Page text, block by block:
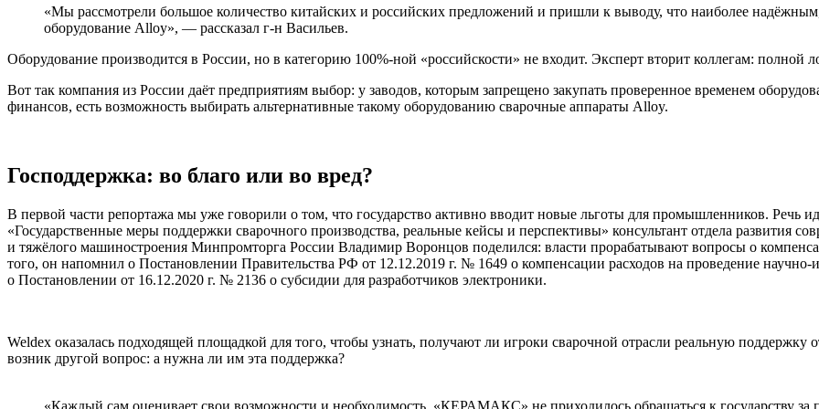
«Мы рассмотрели большое количество китайских и российских предложений и пришли к выводу, что наиболее
оборудование Alloy», — рассказал г-н Васильев.
Оборудование производится в России, но в категорию 100%-ной «российскости» не входит. Эксперт вторит коллегам: полной
Вот так компания из России даёт предприятиям выбор: у заводов, которым запрещено закупать проверенное временем
финансов, есть возможность выбирать альтернативные такому оборудованию сварочные аппараты Alloy.
Господдержка: во благо или во вред?
В первой части репортажа мы уже говорили о том, что государство активно вводит новые льготы для промышленников. Речь
«Государственные меры поддержки сварочного производства, реальные кейсы и перспективы» консультант отдела развития
и тяжёлого машиностроения Минпромторга России Владимир Воронцов поделился: власти прорабатывают вопросы о
того, он напомнил о Постановлении Правительства РФ от 12.12.2019 г. № 1649 о компенсации расходов на проведение научно-
о Постановлении от 16.12.2020 г. № 2136 о субсидии для разработчиков электроники.
Weldex оказалась подходящей площадкой для того, чтобы узнать, получают ли игроки сварочной отрасли реальную поддержку
возник другой вопрос: а нужна ли им эта поддержка?